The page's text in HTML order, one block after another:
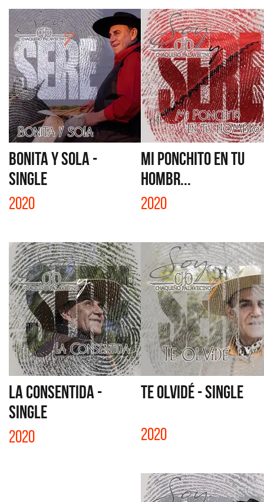
BONITA Y SOLA -
SINGLE
2020
MI PONCHITO EN TU
HOMBR...
2020
LA CONSENTIDA -
SINGLE
2020
TE OLVIDÉ - SINGLE
2020